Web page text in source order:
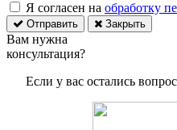
Я согласен на обработку
Отправить Закрыть
Вам нужна
консультация?
Если у вас остались